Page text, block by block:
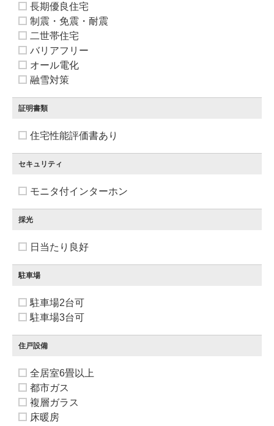
長期優良住宅
制震・免震・耐震
二世帯住宅
バリアフリー
オール電化
融雪対策
証明書類
住宅性能評価書あり
セキュリティ
モニタ付インターホン
採光
日当たり良好
駐車場
駐車場2台可
駐車場3台可
住戸設備
全居室6畳以上
都市ガス
複層ガラス
床暖房